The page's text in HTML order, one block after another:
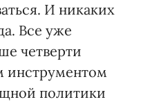
И никаких
Все уже
четверти
инструментом
политики